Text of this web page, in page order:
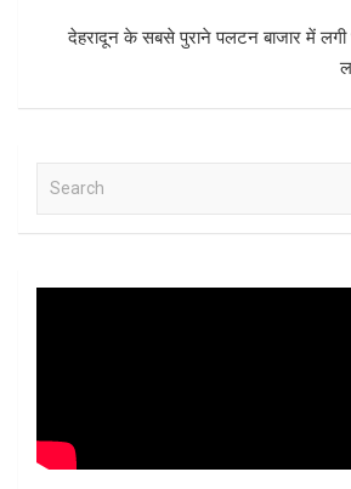
k
p
देहरादून के सबसे पुराने पलटन बाजार में
a